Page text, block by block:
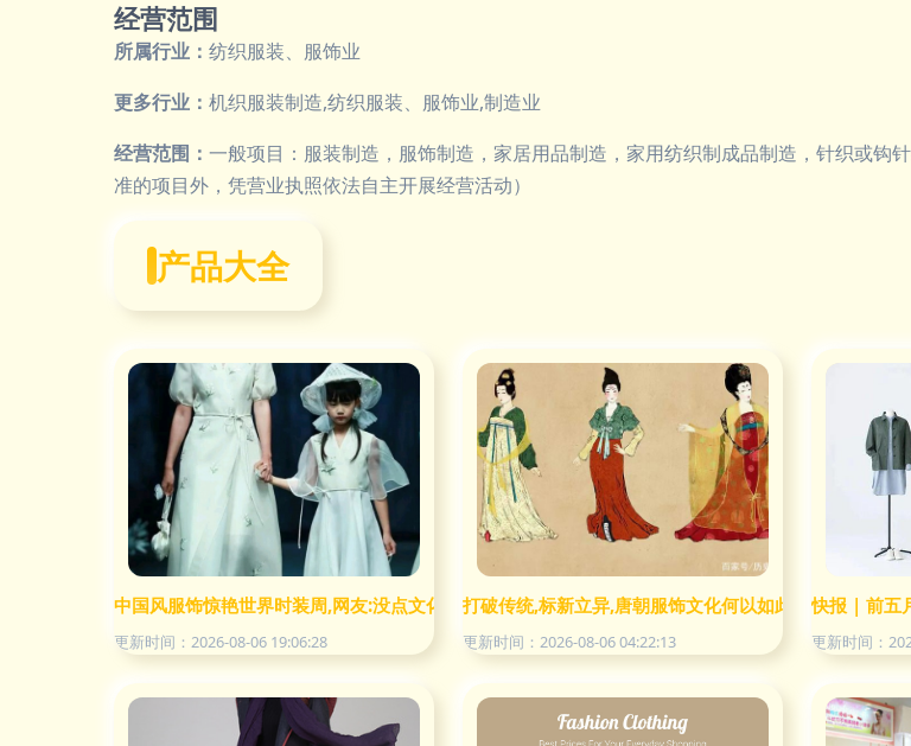
经营范围
所属行业： 纺织服装、服饰业
更多行业： 机织服装制造,纺织服装、服饰业,制造业
经营范围： 一般项目：服装制造，服饰制造，家居用品制造，家用纺织制成品制造，针织或钩
准的项目外，凭营业执照依法自主开展经营活动）
产品大全
中国风服饰惊艳世界时装周,网友:没点文化,还真设计不出来!
更新时间：2026-08-06 19:06:28
打破传统,标新立异,唐朝服饰文化何以如此开放繁荣?
更新时间：2026-08-06 04:22:13
快报 | 前五
更新时间：